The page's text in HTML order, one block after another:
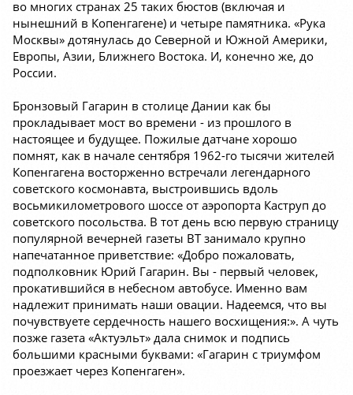
во многих странах 25 таких бюстов (включая и
нынешний в Копенгагене) и четыре памятника. «Рука
Москвы» дотянулась до Северной и Южной Америки,
Европы, Азии, Ближнего Востока. И, конечно же, до
России.
Бронзовый Гагарин в столице Дании как бы
прокладывает мост во времени - из прошлого в
настоящее и будущее. Пожилые датчане хорошо
помнят, как в начале сентября 1962-го тысячи жителей
Копенгагена восторженно встречали легендарного
советского космонавта, выстроившись вдоль
восьмикилометрового шоссе от аэропорта Каструп до
советского посольства. В тот день всю первую страницу
популярной вечерней газеты BT занимало крупно
напечатанное приветствие: «Добро пожаловать,
подполковник Юрий Гагарин. Вы - первый человек,
прокатившийся в небесном автобусе. Именно вам
надлежит принимать наши овации. Надеемся, что вы
почувствуете сердечность нашего восхищения:». А чуть
позже газета «Актуэльт» дала снимок и подпись
большими красными буквами: «Гагарин с триумфом
проезжает через Копенгаген».